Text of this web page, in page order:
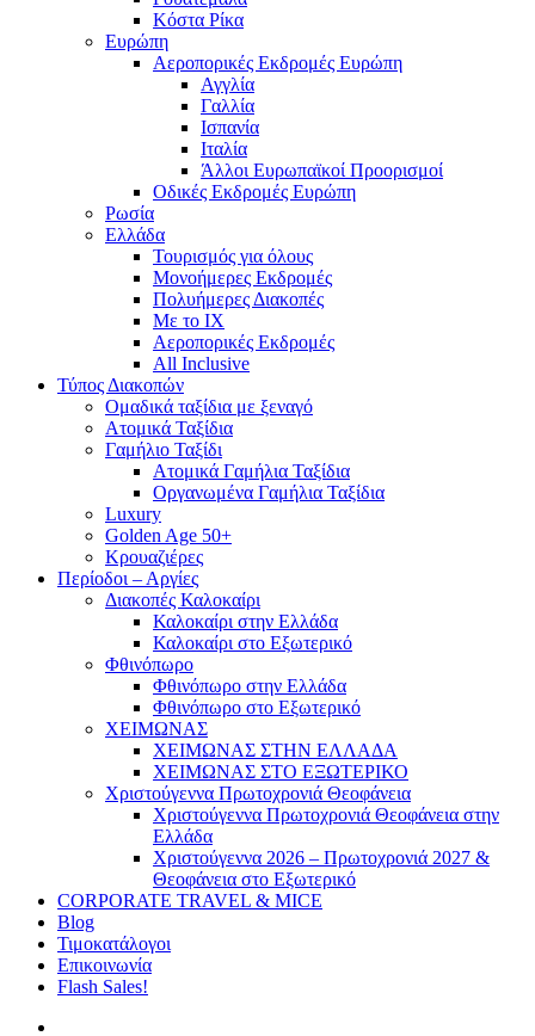
Κόστα Ρίκα
Ευρώπη
Αεροπορικές Εκδρομές Ευρώπη
Αγγλία
Γαλλία
Ισπανία
Ιταλία
Άλλοι Ευρωπαϊκοί Προορισμοί
Οδικές Εκδρομές Ευρώπη
Ρωσία
Ελλάδα
Τουρισμός για όλους
Mονοήμερες Εκδρομές
Πολυήμερες Διακοπές
Με το ΙΧ
Αεροπορικές Εκδρομές
All Inclusive
Τύπος Διακοπών
Ομαδικά ταξίδια με ξεναγό
Ατομικά Ταξίδια
Γαμήλιο Ταξίδι
Ατομικά Γαμήλια Ταξίδια
Οργανωμένα Γαμήλια Ταξίδια
Luxury
Golden Age 50+
Κρουαζιέρες
Περίοδοι – Αργίες
Διακοπές Καλοκαίρι
Καλοκαίρι στην Ελλάδα
Καλοκαίρι στο Εξωτερικό
Φθινόπωρο
Φθινόπωρο στην Ελλάδα
Φθινόπωρο στο Εξωτερικό
ΧΕΙΜΩΝΑΣ
ΧΕΙΜΩΝΑΣ ΣΤΗΝ ΕΛΛΑΔΑ
ΧΕΙΜΩΝΑΣ ΣΤΟ ΕΞΩΤΕΡΙΚΟ
Χριστούγεννα Πρωτοχρονιά Θεοφάνεια
Χριστούγεννα Πρωτοχρονιά Θεοφάνεια στην
Ελλάδα
Χριστούγεννα 2026 – Πρωτοχρονιά 2027 &
Θεοφάνεια στο Εξωτερικό
CORPORATE TRAVEL & MICE
Blog
Τιμοκατάλογοι
Επικοινωνία
Flash Sales!